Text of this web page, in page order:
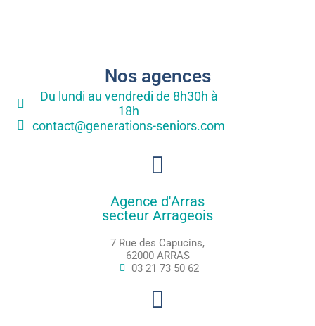
Nos agences
Du lundi au vendredi de 8h30h à
18h
contact@generations-seniors.com
Agence d'Arras
secteur Arrageois
7 Rue des Capucins,
62000 ARRAS
03 21 73 50 62